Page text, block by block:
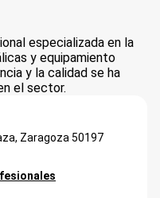
especializada en la
y equipamiento
y la calidad se ha
el sector.
Zaragoza 50197